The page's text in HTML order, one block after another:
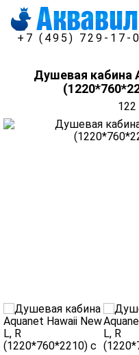
+7 (495) 729-17-
Душевая кабина
122